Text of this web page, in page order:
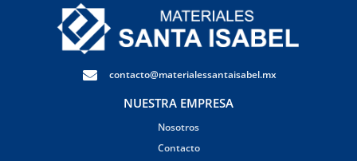
contacto@materialessantaisabel.mx
NUESTRA EMPRESA
Nosotros
Contacto